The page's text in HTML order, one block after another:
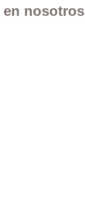
en nosotros